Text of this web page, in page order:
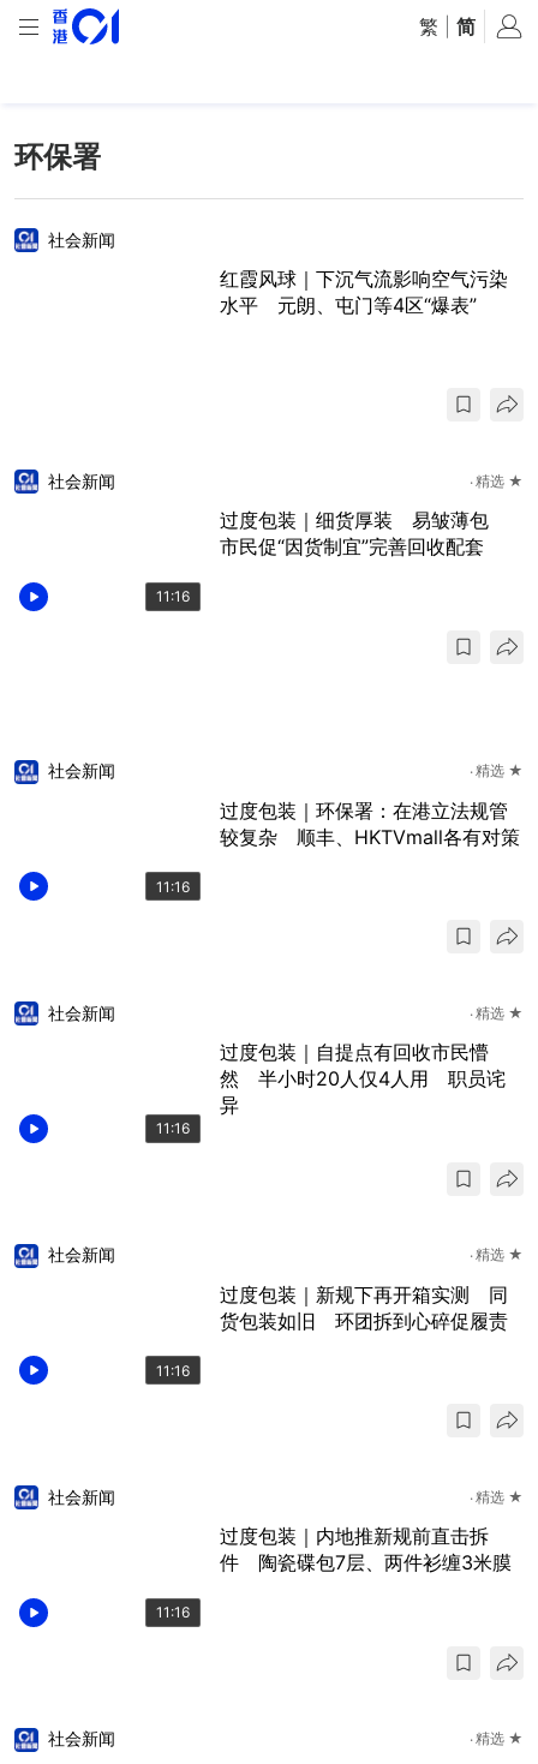
繁 简
环保署
社会新闻
红霞风球｜下沉气流影响空气污染
水平 元朗、屯门等4区“爆表”
11:16
社会新闻 精选 ★
过度包装｜细货厚装 易皱薄包
市民促“因货制宜”完善回收配套
11:16
社会新闻 精选 ★
过度包装｜环保署：在港立法规管
较复杂 顺丰、HKTVmall各有对策
11:16
社会新闻 精选 ★
过度包装｜自提点有回收市民懵
然 半小时20人仅4人用 职员诧
异
11:16
社会新闻 精选 ★
过度包装｜新规下再开箱实测 同
货包装如旧 环团拆到心碎促履责
11:16
社会新闻 精选 ★
过度包装｜内地推新规前直击拆
件 陶瓷碟包7层、两件衫缠3米膜
社会新闻 精选 ★